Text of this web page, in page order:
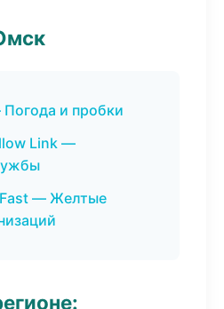
и пробки
Link —
Fast — Желтые